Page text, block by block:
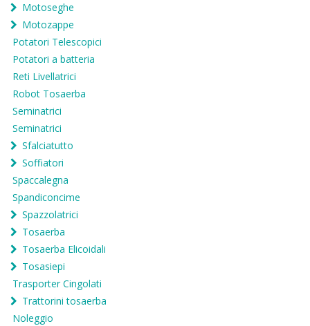
Motoseghe
Motozappe
Potatori Telescopici
Potatori a batteria
Reti Livellatrici
Robot Tosaerba
Seminatrici
Seminatrici
Sfalciatutto
Soffiatori
Spaccalegna
Spandiconcime
Spazzolatrici
Tosaerba
Tosaerba Elicoidali
Tosasiepi
Trasporter Cingolati
Trattorini tosaerba
Noleggio